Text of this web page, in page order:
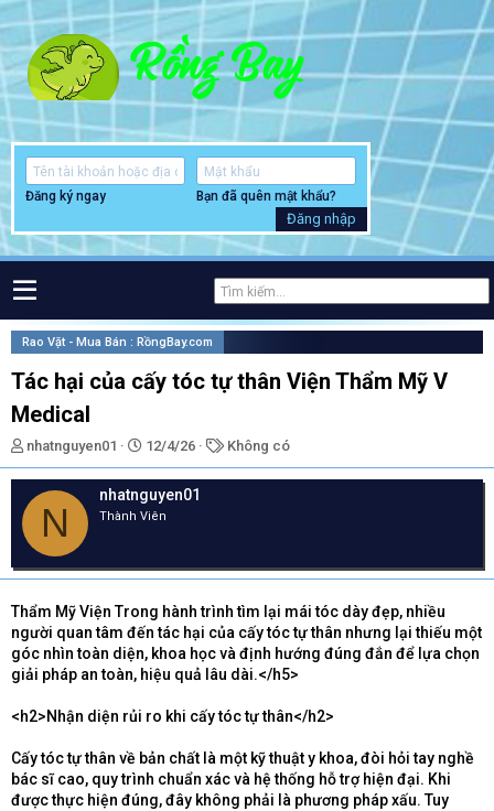
Đăng ký ngay Bạn đã quên mật khẩu?
Đăng nhập
Rao Vặt - Mua Bán : RồngBay.com
Tác hại của cấy tóc tự thân Viện Thẩm Mỹ V
Medical
T
h
r
e
d
s
t
a
t
e
r
nhatnguyen01
N
g
à
y
g
i
12/4/26
T
ừ
k
Không có
N
nhatnguyen01
Thành Viên
Thẩm Mỹ Viện Trong hành trình tìm lại mái tóc dày đẹp, nhiều
người quan tâm đến tác hại của cấy tóc tự thân nhưng lại thiếu một
góc nhìn toàn diện, khoa học và định hướng đúng đắn để lựa chọn
giải pháp an toàn, hiệu quả lâu dài.</h5>
<h2>Nhận diện rủi ro khi cấy tóc tự thân</h2>
Cấy tóc tự thân về bản chất là một kỹ thuật y khoa, đòi hỏi tay nghề
bác sĩ cao, quy trình chuẩn xác và hệ thống hỗ trợ hiện đại. Khi
được thực hiện đúng, đây không phải là phương pháp xấu. Tuy